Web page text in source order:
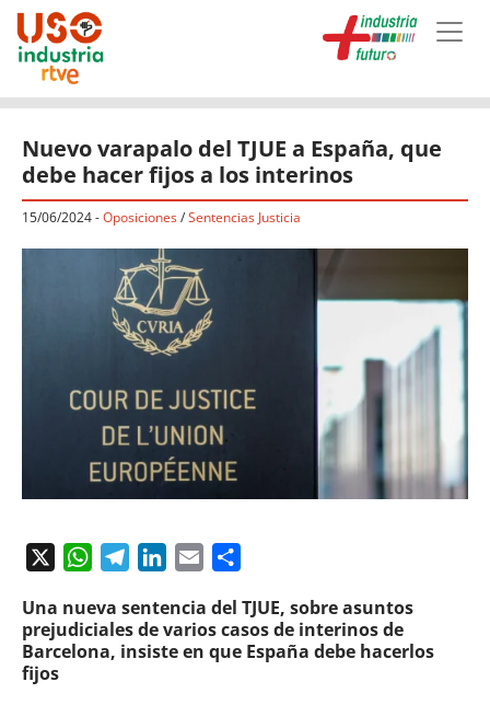
Skip to main content
Nuevo varapalo del TJUE a España, que
debe hacer fijos a los interinos
15/06/2024-Oposiciones/Sentencias Justicia
WhatsAppTelegramLinkedIn
Email
Una nueva sentencia del TJUE, sobre asuntos
prejudiciales de varios casos de interinos de
Barcelona, insiste en que España debe hacerlos
fijos